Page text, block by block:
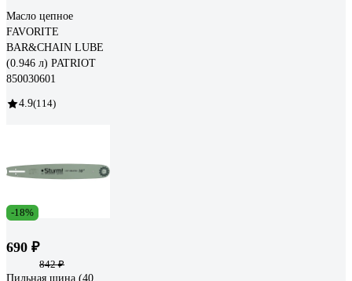
Масло цепное
FAVORITE
BAR&CHAIN LUBE
(0.946 л) PATRIOT
850030601
4.9(114)
-18%
690 ₽
842 ₽
Пильная шина (40